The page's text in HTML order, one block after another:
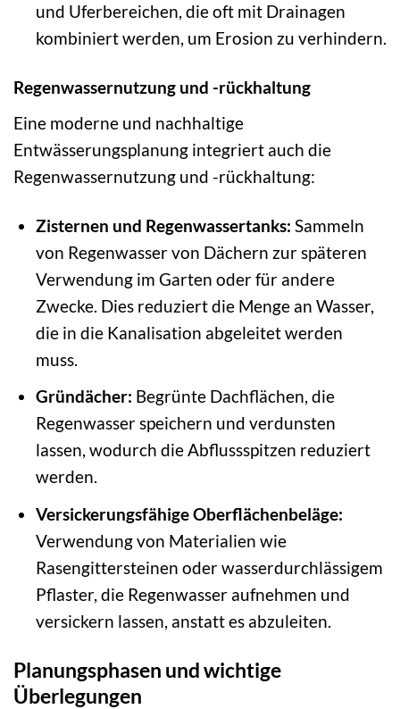
und Uferbereichen, die oft mit Drainagen
kombiniert werden, um Erosion zu verhindern.
Regenwassernutzung und -rückhaltung
Eine moderne und nachhaltige
Entwässerungsplanung integriert auch die
Regenwassernutzung und -rückhaltung:
Zisternen und Regenwassertanks: Sammeln
von Regenwasser von Dächern zur späteren
Verwendung im Garten oder für andere
Zwecke. Dies reduziert die Menge an Wasser,
die in die Kanalisation abgeleitet werden
muss.
Gründächer: Begrünte Dachflächen, die
Regenwasser speichern und verdunsten
lassen, wodurch die Abflussspitzen reduziert
werden.
Versickerungsfähige Oberflächenbeläge:
Verwendung von Materialien wie
Rasengittersteinen oder wasserdurchlässigem
Pflaster, die Regenwasser aufnehmen und
versickern lassen, anstatt es abzuleiten.
Planungsphasen und wichtige
Überlegungen